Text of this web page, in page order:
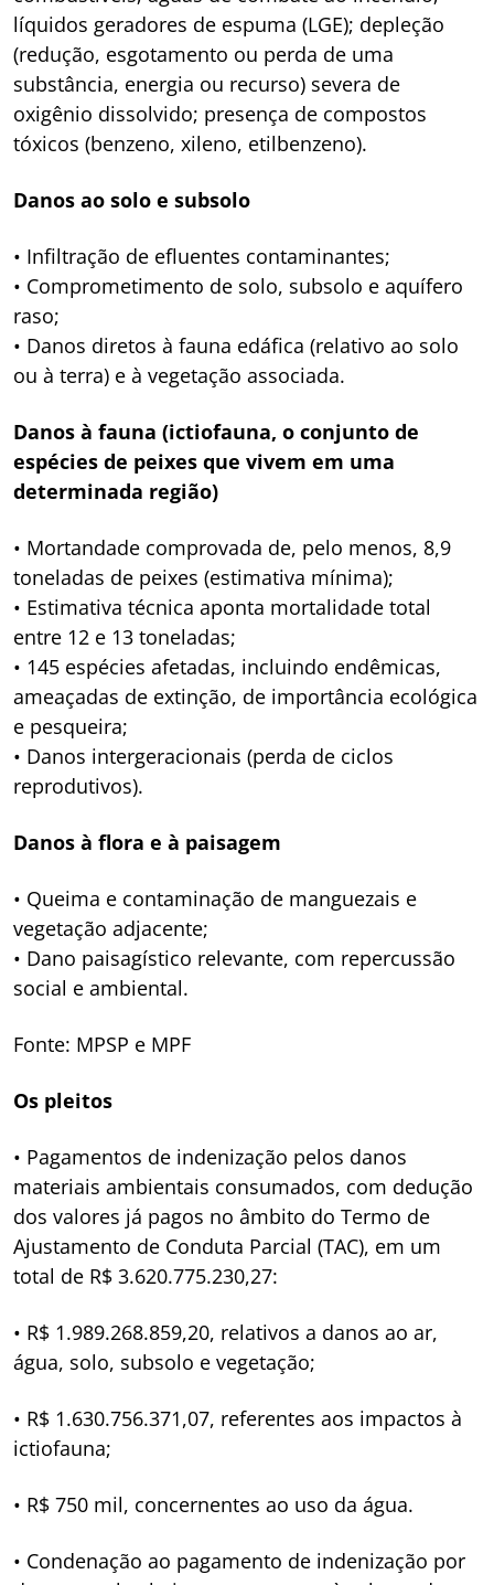
líquidos geradores de espuma (LGE); depleção
(redução, esgotamento ou perda de uma
substância, energia ou recurso) severa de
oxigênio dissolvido; presença de compostos
tóxicos (benzeno, xileno, etilbenzeno).
Danos ao solo e subsolo
• Infiltração de efluentes contaminantes;
• Comprometimento de solo, subsolo e aquífero
raso;
• Danos diretos à fauna edáfica (relativo ao solo
ou à terra) e à vegetação associada.
Danos à fauna (ictiofauna, o conjunto de
espécies de peixes que vivem em uma
determinada região)
• Mortandade comprovada de, pelo menos, 8,9
toneladas de peixes (estimativa mínima);
• Estimativa técnica aponta mortalidade total
entre 12 e 13 toneladas;
• 145 espécies afetadas, incluindo endêmicas,
ameaçadas de extinção, de importância ecológica
e pesqueira;
• Danos intergeracionais (perda de ciclos
reprodutivos).
Danos à flora e à paisagem
• Queima e contaminação de manguezais e
vegetação adjacente;
• Dano paisagístico relevante, com repercussão
social e ambiental.
Fonte: MPSP e MPF
Os pleitos
• Pagamentos de indenização pelos danos
materiais ambientais consumados, com dedução
dos valores já pagos no âmbito do Termo de
Ajustamento de Conduta Parcial (TAC), em um
total de R$ 3.620.775.230,27:
• R$ 1.989.268.859,20, relativos a danos ao ar,
água, solo, subsolo e vegetação;
• R$ 1.630.756.371,07, referentes aos impactos à
ictiofauna;
• R$ 750 mil, concernentes ao uso da água.
• Condenação ao pagamento de indenização por